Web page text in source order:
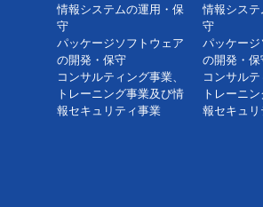
情報システムの運用・保
守
パッケージソフトウェア
の開発・保守
コンサルティング事業、
トレーニング事業及び情
報セキュリティ事業
情報シス
守
パッケー
の開発・保
コンサルテ
トレーニ
報セキュ